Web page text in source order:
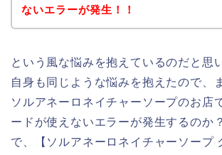
ないエラーが発生！！
という風な悩みを抱えているのだと思
自身も同じような悩みを抱えたので、
ソルアネーロネイチャーソープのお店
ードが使えないエラーが発生するのか
で、【ソルアネーロネイチャーソープ